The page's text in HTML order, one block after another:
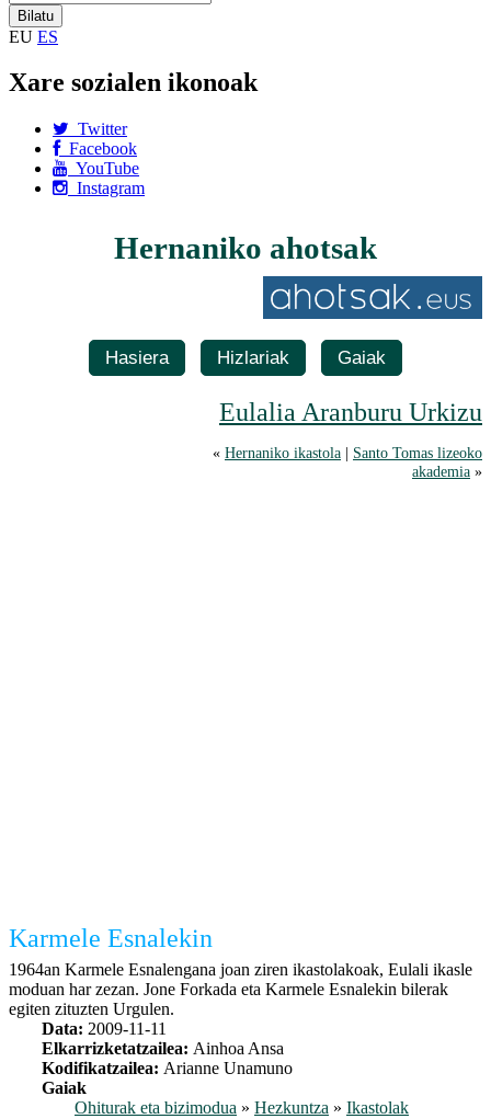
EU ES
Xare sozialen ikonoak
Twitter
Facebook
YouTube
Instagram
Hernaniko ahotsak
Hasiera Hizlariak Gaiak
Eulalia Aranburu Urkizu
« Hernaniko ikastola | Santo Tomas lizeoko
akademia »
Karmele Esnalekin
1964an Karmele Esnalengana joan ziren ikastolakoak, Eulali ikasle
moduan har zezan. Jone Forkada eta Karmele Esnalekin bilerak
egiten zituzten Urgulen.
Data: 2009-11-11
Elkarrizketatzailea: Ainhoa Ansa
Kodifikatzailea: Arianne Unamuno
Gaiak
Ohiturak eta bizimodua » Hezkuntza » Ikastolak